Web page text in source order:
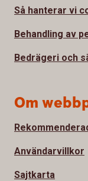
Så hanterar vi
Behandling av
Bedrägeri och
Om
Användarvillkor
Sajtkarta